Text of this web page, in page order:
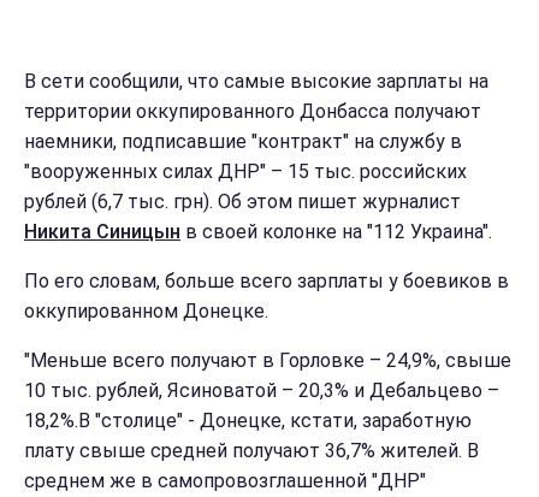
В сети сообщили, что самые высокие зарплаты на
территории оккупированного Донбасса получают
наемники, подписавшие "контракт" на службу в
"вооруженных силах ДНР" – 15 тыс. российских
рублей (6,7 тыс. грн). Об этом пишет журналист
Никита Синицын в своей колонке на "112 Украина".
По его словам, больше всего зарплаты у боевиков в
оккупированном Донецке.
"Меньше всего получают в Горловке – 24,9%, свыше
10 тыс. рублей, Ясиноватой – 20,3% и Дебальцево –
18,2%.В "столице" - Донецке, кстати, заработную
плату свыше средней получают 36,7% жителей. В
среднем же в самопровозглашенной "ДНР"